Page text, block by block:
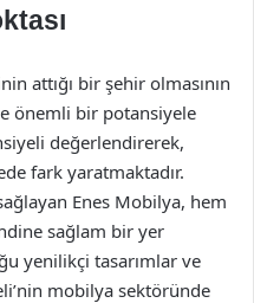
attığı bir şehir olmasının
önemli bir potansiyele
değerlendirerek,
fark yaratmaktadır.
Enes Mobilya, hem
sağlam bir yer
yenilikçi tasarımlar ve
mobilya sektöründe